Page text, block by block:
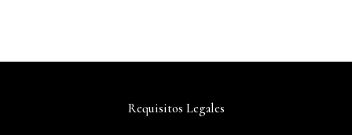
Requisitos Legales